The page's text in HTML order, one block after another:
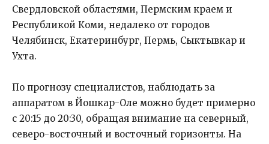
Свердловской областями, Пермским краем и
Республикой Коми, недалеко от городов
Челябинск, Екатеринбург, Пермь, Сыктывкар и
Ухта.
По прогнозу специалистов, наблюдать за
аппаратом в Йошкар-Оле можно будет примерно
с 20:15 до 20:30, обращая внимание на северный,
северо-восточный и восточный горизонты. На